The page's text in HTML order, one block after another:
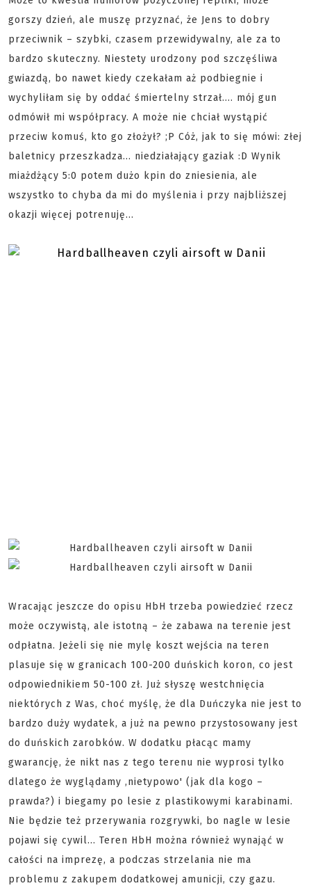
gorszy dzień, ale muszę przyznać, że Jens to dobry
przeciwnik – szybki, czasem przewidywalny, ale za to
bardzo skuteczny. Niestety urodzony pod szczęśliwa
gwiazdą, bo nawet kiedy czekałam aż podbiegnie i
wychyliłam się by oddać śmiertelny strzał.... mój gun
odmówił mi współpracy. A może nie chciał wystąpić
przeciw komuś, kto go złożył? ;P Cóż, jak to się mówi: złej
baletnicy przeszkadza... niedziałający gaziak :D Wynik
miażdżący 5:0 potem dużo kpin do zniesienia, ale
wszystko to chyba da mi do myślenia i przy najbliższej
okazji więcej potrenuję...
Wracając jeszcze do opisu HbH trzeba powiedzieć rzecz
może oczywistą, ale istotną – że zabawa na terenie jest
odpłatna. Jeżeli się nie mylę koszt wejścia na teren
plasuje się w granicach 100-200 duńskich koron, co jest
odpowiednikiem 50-100 zł. Już słyszę westchnięcia
niektórych z Was, choć myślę, że dla Duńczyka nie jest to
bardzo duży wydatek, a już na pewno przystosowany jest
do duńskich zarobków. W dodatku płacąc mamy
gwarancję, że nikt nas z tego terenu nie wyprosi tylko
dlatego że wyglądamy ‚nietypowo' (jak dla kogo –
prawda?) i biegamy po lesie z plastikowymi karabinami.
Nie będzie też przerywania rozgrywki, bo nagle w lesie
pojawi się cywil... Teren HbH można również wynająć w
całości na imprezę, a podczas strzelania nie ma
problemu z zakupem dodatkowej amunicji, czy gazu.